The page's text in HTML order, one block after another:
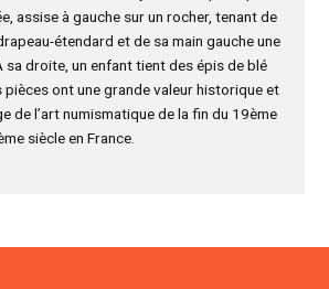
assise à gauche sur un rocher, tenant de
étendard et de sa main gauche une
sa droite, un enfant tient des épis de blé
pièces ont une grande valeur historique et
de l’art numismatique de la fin du 19ème
siècle en France.